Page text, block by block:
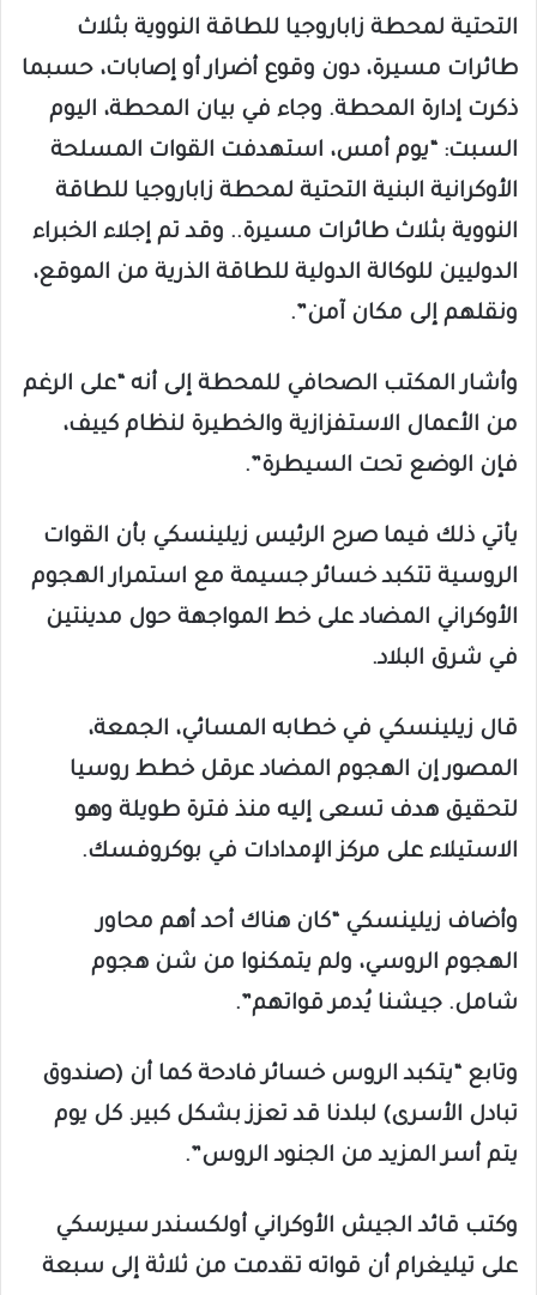
التحتية لمحطة زاباروجيا للطاقة النووية بثلاث
طائرات مسيرة، دون وقوع أضرار أو إصابات، حسبما
ذكرت إدارة المحطة. وجاء في بيان المحطة، اليوم
السبت: “يوم أمس، استهدفت القوات المسلحة
الأوكرانية البنية التحتية لمحطة زاباروجيا للطاقة
النووية بثلاث طائرات مسيرة.. وقد تم إجلاء الخبراء
الدوليين للوكالة الدولية للطاقة الذرية من الموقع،
ونقلهم إلى مكان آمن”.
وأشار المكتب الصحافي للمحطة إلى أنه “على الرغم
من الأعمال الاستفزازية والخطيرة لنظام كييف،
فإن الوضع تحت السيطرة”.
يأتي ذلك فيما صرح الرئيس زيلينسكي بأن القوات
الروسية تتكبد خسائر جسيمة مع استمرار الهجوم
الأوكراني المضاد على خط المواجهة حول مدينتين
في شرق البلاد.
قال زيلينسكي في خطابه المسائي، الجمعة،
المصور إن الهجوم المضاد عرقل خطط روسيا
لتحقيق هدف تسعى إليه منذ فترة طويلة وهو
الاستيلاء على مركز الإمدادات في بوكروفسك.
وأضاف زيلينسكي “كان هناك أحد أهم محاور
الهجوم الروسي، ولم يتمكنوا من شن هجوم
شامل. جيشنا يُدمر قواتهم”.
وتابع “يتكبد الروس خسائر فادحة كما أن (صندوق
تبادل الأسرى) لبلدنا قد تعزز بشكل كبير. كل يوم
يتم أسر المزيد من الجنود الروس”.
وكتب قائد الجيش الأوكراني أولكسندر سيرسكي
على تيليغرام أن قواته تقدمت من ثلاثة إلى سبعة